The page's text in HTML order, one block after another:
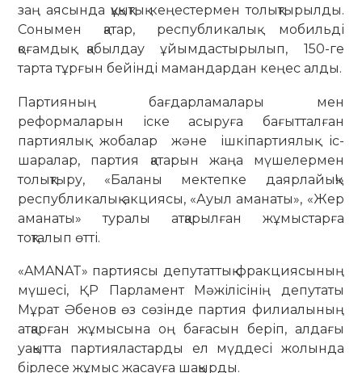
заң аясында құқықтық кеңестермен толықтырылды.
Сонымен қатар, республикалық мобильді
қоғамдық қабылдау ұйымдастырылып, 150-ге
тарта тұрғын бейінді мамандардан кеңес алды.
Партияның бағдарламалары мен
реформаларын іске асыруға бағытталған
партиялық жобалар және ішкіпартиялық іс-
шаралар, партия қатарын жаңа мүшелермен
толықтыру, «Баланы мектепке даярлайық!»
республикалық акциясы, «Ауыл аманаты», «Жер
аманаты» туралы атқарылған жұмыстарға
тоқталып өтті.
«AMANAT» партиясы депутаттық фракциясының
мүшесі, ҚР Парламент Мәжілісінің депутаты
Мұрат Әбенов өз сөзінде партия филиалының
атқарған жұмысына оң бағасын беріп, алдағы
уақытта партияластарды ел мүддесі жолында
бірлесе жұмыс жасауға шақырды.